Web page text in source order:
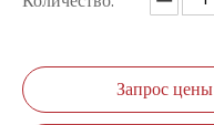
Запрос цены